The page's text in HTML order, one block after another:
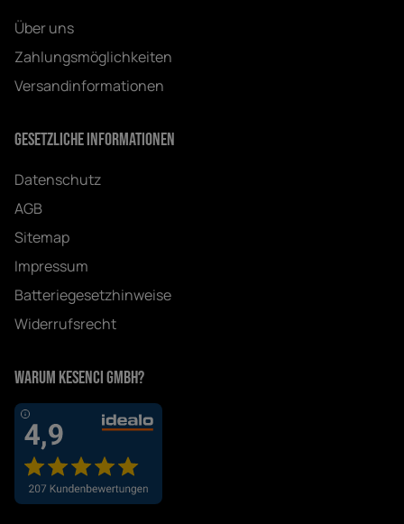
Über uns
Zahlungsmöglichkeiten
Versandinformationen
Gesetzliche Informationen
Datenschutz
AGB
Sitemap
Impressum
Batteriegesetzhinweise
Widerrufsrecht
Warum Kesenci GmbH?